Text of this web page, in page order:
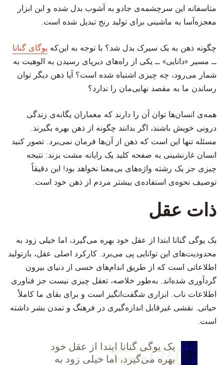
متاسفانه این سرچشمه‌ی جادو به آشوب بدل شده و این ابزار
معجزه‌آسا به ماشینی برای تولید رنج تبدیل شده است.
‫چگونه ذهن به یک سیرک بدل شد؟ با توجه به این‌که یوگای گنانا
ــ مسیر «دانایی» ــ یکی از راه‌های دیرپای رسیدن به الوهیت به
شمار می‌رود، چه چیزی اشتباه شده است؟ آیا ذهن دیگر توان
رساندن ما به مقصد نهایی‌مان را ندارد؟
‫همه‌ی انسان‌ها توان آن را دارند که معماران یگانه‌ی زندگی
درونی خویش باشند، اگر بدانند چگونه از ذهن بهره بگیرند.
مسئله تنها این است که ذهن از آن‌ها فرمان نمی‌برد. تصور کنید
انسان غارنشینی به صفحه‌ کلید یک رایانه مشت بزند: نتیجه
چیزی جز یک رشته واژه‌های بی‌معنا نخواهد بود! این دقیقاً
توصیف نحوه‌ی استفاده‌ی بیشتر مردم از ذهن خود است.
ذات عقل
‫‫یک یوگی گنانا ابتدا از عقل خود بهره می‌گیرد، اما خیلی زود به
محدودیت‌های این توانایی پی می‌برد. کارکرد اصلی عقل، بازتولید
اطلاعاتی است که از طریق اندام‌های حسی از دنیای بیرون
گردآوری شده‌اند. به‌طور خلاصه، تعقل چیزی نیست جز فناوری
اطلاعات ناب. ابزاری شگفت‌انگیز است و برای بقای ما کاملاً
حیاتی. نقشی غیرقابل اندازه‌گیری در فرهنگ و تمدن بشر داشته
است.
‫یک یوگی گنانا ابتدا از عقل خود
بهره می‌گیرد، اما خیلی زود به